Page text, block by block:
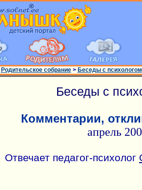
Родительское собрание> Беседы с психологом
Беседы с
Комментарии,
апрель
Отвечает педагог-психолог